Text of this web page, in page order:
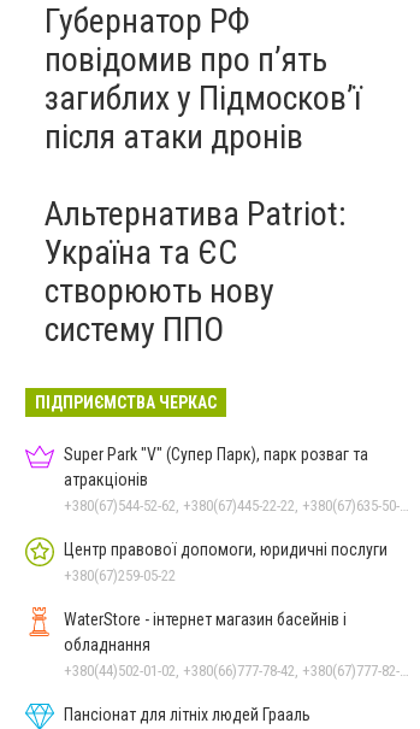
Губернатор РФ
повідомив про п’ять
загиблих у Підмосков’ї
після атаки дронів
Альтернатива Patriot:
Україна та ЄС
створюють нову
систему ППО
ПІДПРИЄМСТВА ЧЕРКАС
Super Park "V" (Супер Парк), парк розваг та
атракціонів
+380(67)544-52-62, +380(67)445-22-22, +380(67)635-50-50
Центр правової допомоги, юридичні послуги
+380(67)259-05-22
WaterStore - інтернет магазин басейнів і
обладнання
+380(44)502-01-02, +380(66)777-78-42, +380(67)777-82-19, +380(67)890-80-80, +380(73)890-80-80, +380(44)502-01-03
Пансіонат для літніх людей Грааль